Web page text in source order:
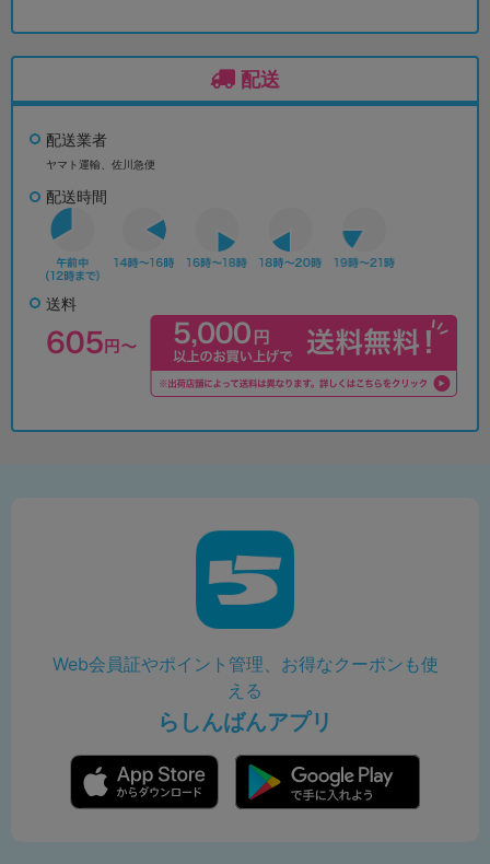
配送
配送業者
ヤマト運輸、佐川急便
配送時間
送料
Web会員証やポイント管理、お得なクーポンも使
える
らしんばんアプリ